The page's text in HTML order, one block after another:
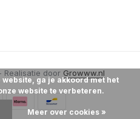
door Growww.nl
ga je akkoord met het
website te verbeteren.
Meer over cookies »